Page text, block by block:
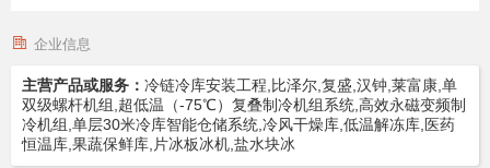
企业信息
主营产品或服务： 冷链冷库安装工程,比泽尔,复盛,汉钟,莱富康,单
双级螺杆机组,超低温（-75℃）复叠制冷机组系统,高效永磁变频制
冷机组,单层30米冷库智能仓储系统,冷风干燥库,低温解冻库,医药
恒温库,果蔬保鲜库,片冰板冰机,盐水块冰